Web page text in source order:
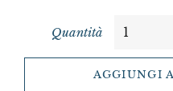
Quantità
AGGIUNGI